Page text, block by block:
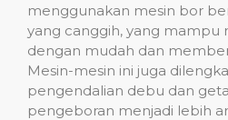
menggunakan mesin bor
yang canggih, yang
dengan mudah dan
Mesin-mesin ini juga
pengendalian debu dan
pengeboran menjadi lebih